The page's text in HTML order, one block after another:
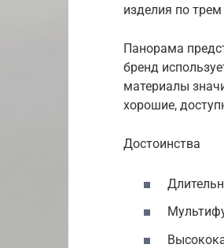
изделия по
Панорама
бренд
материалы
хорошие,
Достоинства